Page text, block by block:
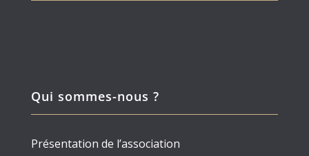
Qui sommes-nous ?
Présentation de l’association